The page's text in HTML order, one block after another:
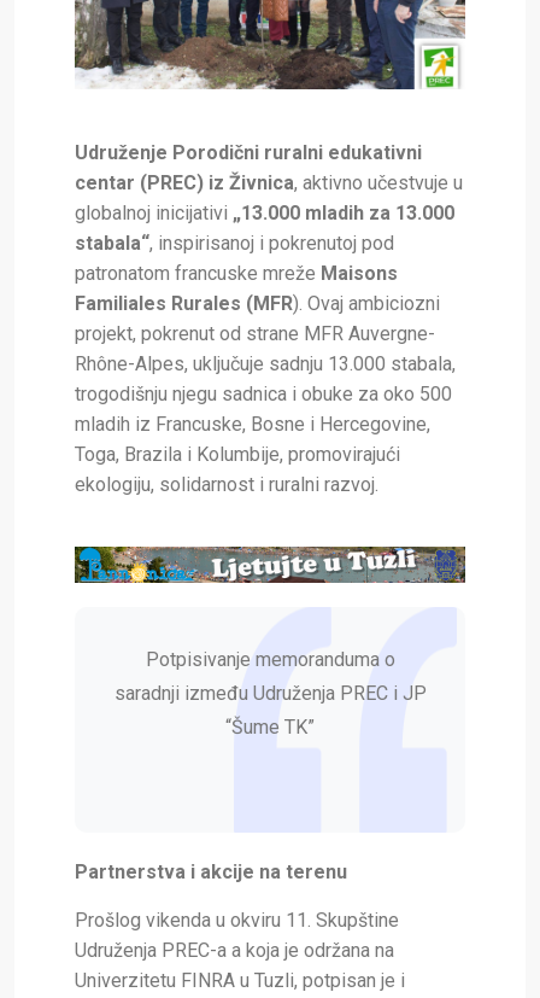
Udruženje Porodični ruralni edukativni
centar (PREC) iz Živnica, aktivno učestvuje u
globalnoj inicijativi „13.000 mladih za 13.000
stabala“, inspirisanoj i pokrenutoj pod
patronatom francuske mreže Maisons
Familiales Rurales (MFR). Ovaj ambiciozni
projekt, pokrenut od strane MFR Auvergne-
Rhône-Alpes, uključuje sadnju 13.000 stabala,
trogodišnju njegu sadnica i obuke za oko 500
mladih iz Francuske, Bosne i Hercegovine,
Toga, Brazila i Kolumbije, promovirajući
ekologiju, solidarnost i ruralni razvoj.
Potpisivanje memoranduma o
saradnji između Udruženja PREC i JP
“Šume TK”
Partnerstva i akcije na terenu
Prošlog vikenda u okviru 11. Skupštine
Udruženja PREC-a a koja je održana na
Univerzitetu FINRA u Tuzli, potpisan je i